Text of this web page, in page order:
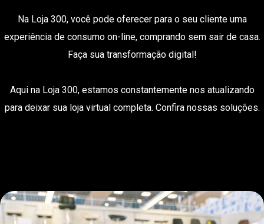
Na Loja 300, você pode oferecer para o seu cliente uma
experiência de consumo on-line, comprando sem sair de casa.
Faça sua transformação digital!
Aqui na Loja 300, estamos constantemente nos atualizando
para deixar sua loja virtual completa. Confira nossas soluções.